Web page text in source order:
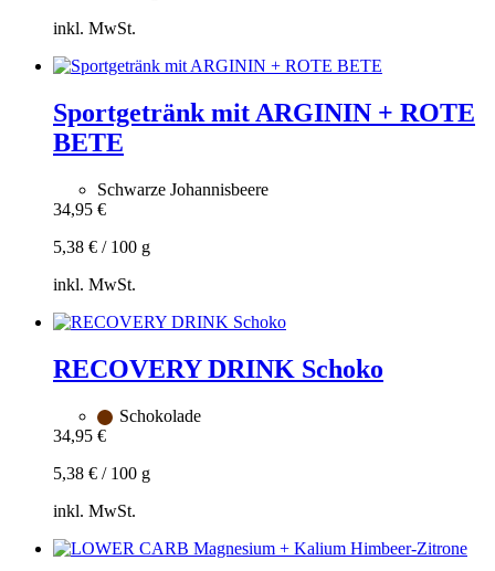
inkl. MwSt.
Zum
hinzufügen
Sportgetränk mit ARGININ + ROTE
BETE
Schwarze Johannisbeere
34,95 €
5,38 € / 100 g
inkl. MwSt.
Zum
hinzufügen
RECOVERY DRINK Schoko
Schokolade
34,95 €
5,38 € / 100 g
inkl. MwSt.
Zum